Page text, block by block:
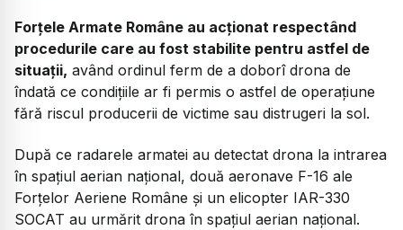
Forțele Armate Române au acționat respectând
procedurile care au fost stabilite pentru astfel de
situații, având ordinul ferm de a doborî drona de
îndată ce condițiile ar fi permis o astfel de operațiune
fără riscul producerii de victime sau distrugeri la sol.
După ce radarele armatei au detectat drona la intrarea
în spațiul aerian național, două aeronave F-16 ale
Forțelor Aeriene Române și un elicopter IAR-330
SOCAT au urmărit drona în spațiul aerian național.